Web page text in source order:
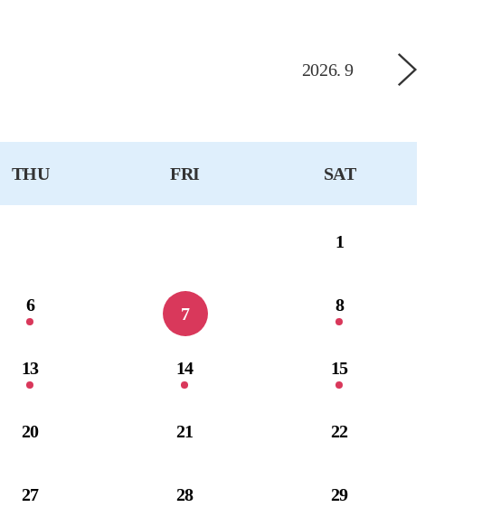
2026. 9
THU FRI SAT
1
6 7 8
13 14 15
20 21 22
27 28 29